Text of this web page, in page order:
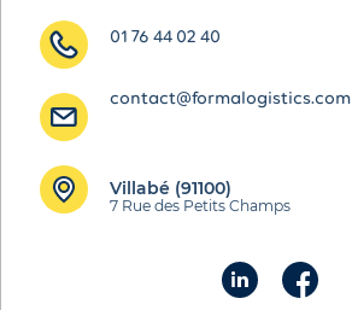
01 76 44 02 40
contact@formalogistics.com
Villabé (91100)
7 Rue des Petits Champs